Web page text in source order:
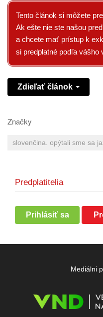
Tento článok si môžete
Ak ešte nie ste našou
a chcete mať prístup k
si predplatné podľa vášho
Zdieľať článok
Značky
slovenčina. opýtali sme sa
Predplatitelia
Prihlásiť sa
Mediálni